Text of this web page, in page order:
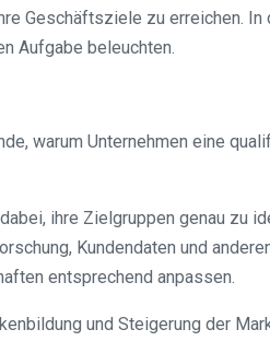
Geschäftsziele zu erreichen.
Aufgabe beleuchten.
warum Unternehmen eine
ihre Zielgruppen genau zu
Kundendaten und
entsprechend anpassen.
und Steigerung der